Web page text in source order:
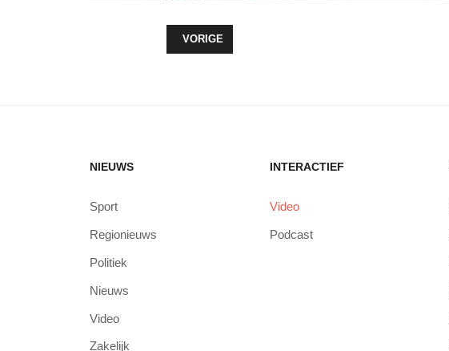
VORIG ARTIKEL: CULTUUR IN ZEEWOLDE
VORIGE
NIEUWS
Sport
Regionieuws
Politiek
Nieuws
Video
Zakelijk
INTERACTIEF
Video
Podcast